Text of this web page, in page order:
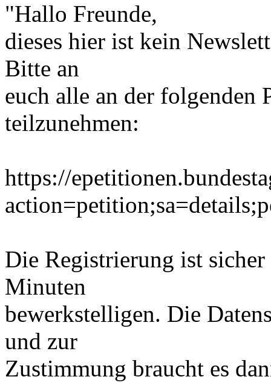
"Hallo Freunde,
dieses hier ist kein
Bitte an
euch alle an der folgenden
teilzunehmen:
https://
Die Registrierung ist
Minuten
bewerkstelligen. Die
und zur
Zustimmung braucht es